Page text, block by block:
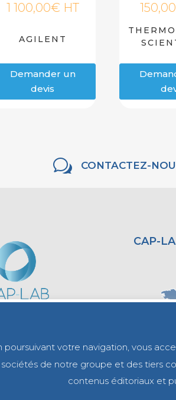
1 100,00€ HT
AGILENT
Demander un
devis
150,00
w CONTACTEZ-
CAP-
poursuivant votre navigation, vous
sociétés de notre groupe et des tiers
contenus éditoriaux et